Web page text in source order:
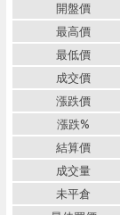
開盤價
最高價
最低價
成交價
漲跌價
漲跌%
結算價
成交量
未平倉